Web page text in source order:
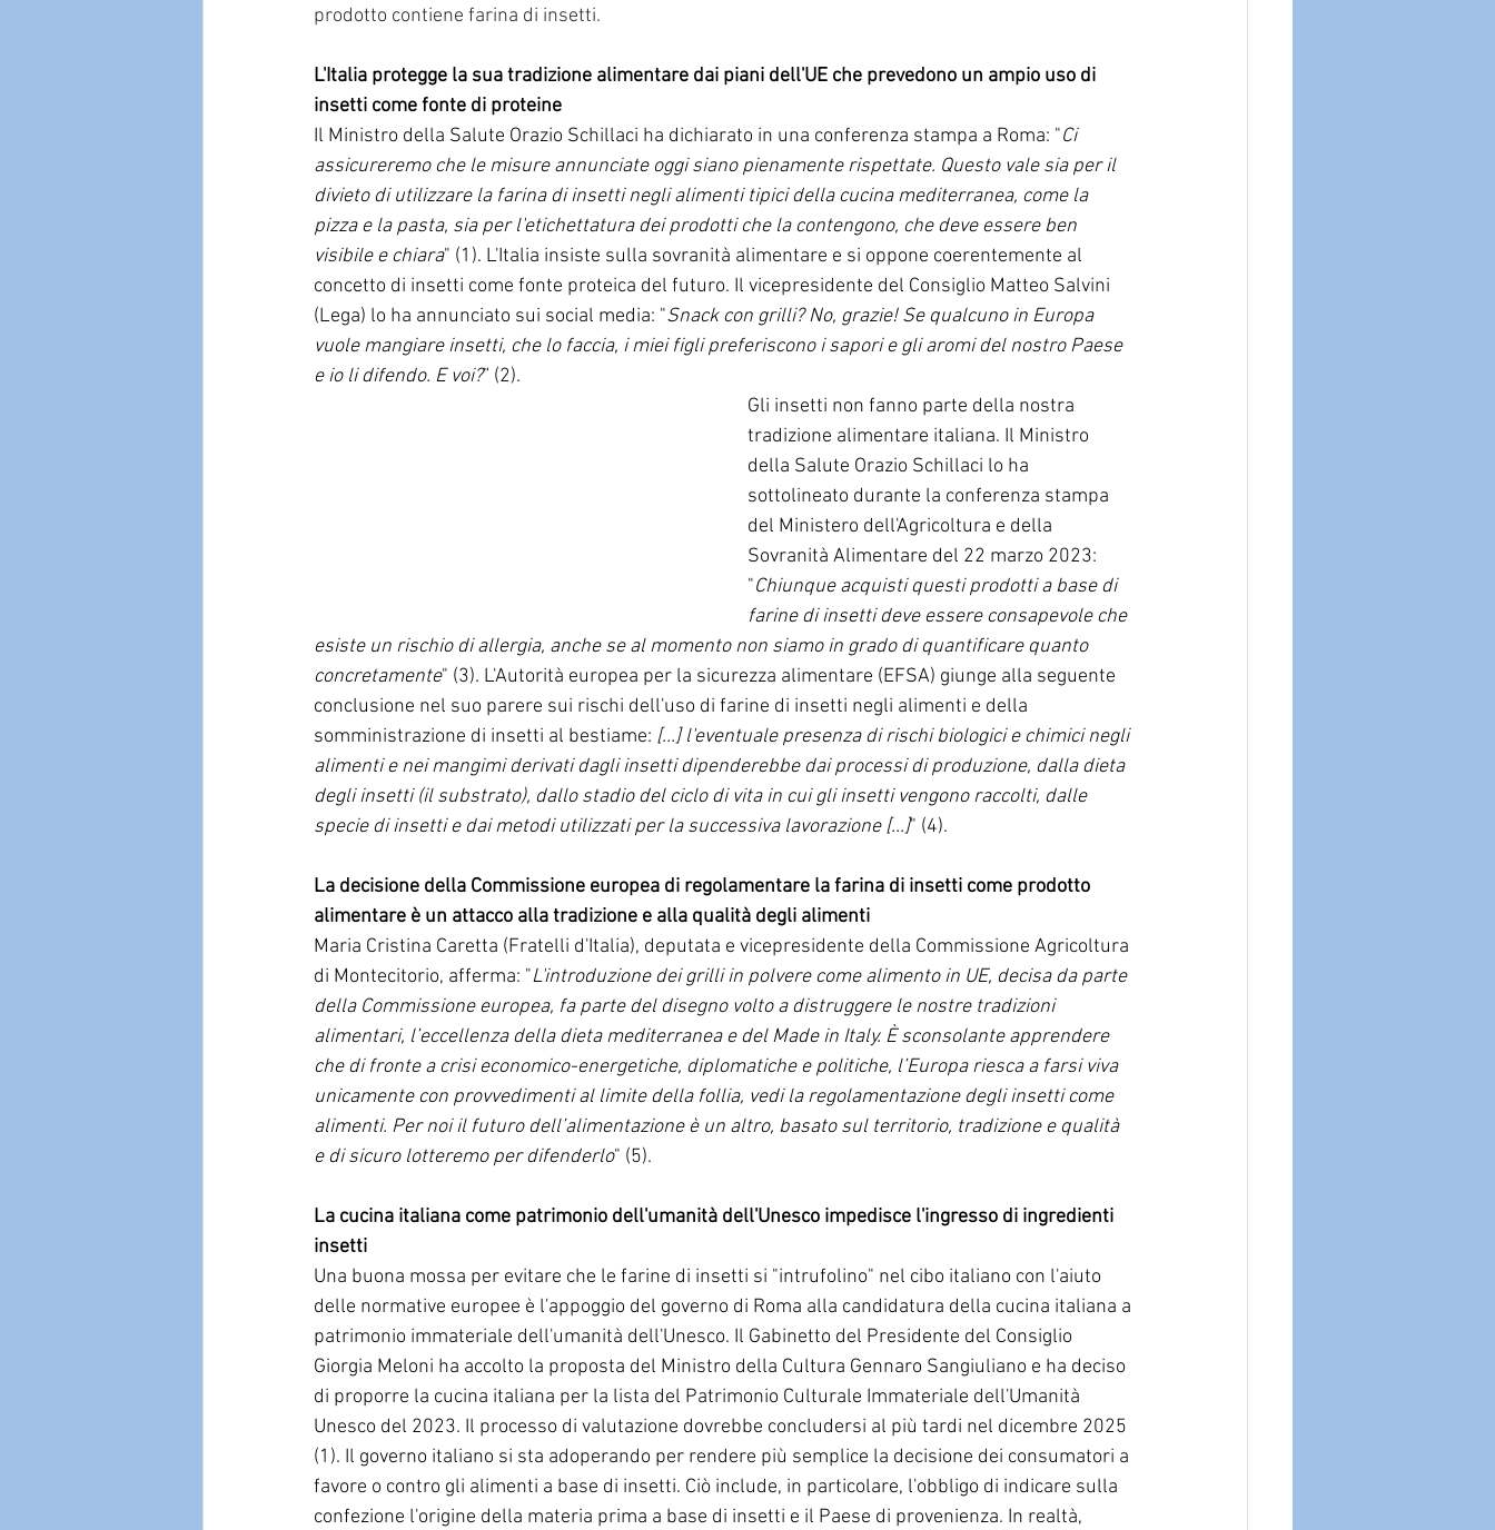
prodotto contiene farina di insetti.
L'Italia protegge la sua tradizione alimentare dai piani dell'UE che prevedono un ampio uso di
insetti come fonte di proteine
Il Ministro della Salute Orazio Schillaci ha dichiarato in una conferenza stampa a Roma: "Ci
assicureremo che le misure annunciate oggi siano pienamente rispettate. Questo vale sia per il
divieto di utilizzare la farina di insetti negli alimenti tipici della cucina mediterranea, come la
pizza e la pasta, sia per l'etichettatura dei prodotti che la contengono, che deve essere ben
visibile e chiara" (1). L'Italia insiste sulla sovranità alimentare e si oppone coerentemente al
concetto di insetti come fonte proteica del futuro. Il vicepresidente del Consiglio Matteo Salvini
(Lega) lo ha annunciato sui social media: "Snack con grilli? No, grazie! Se qualcuno in Europa
vuole mangiare insetti, che lo faccia, i miei figli preferiscono i sapori e gli aromi del nostro Paese
e io li difendo. E voi?” (2).
Gli insetti non fanno parte della nostra
tradizione alimentare italiana. Il Ministro
della Salute Orazio Schillaci lo ha
sottolineato durante la conferenza stampa
del Ministero dell'Agricoltura e della
Sovranità Alimentare del 22 marzo 2023:
"Chiunque acquisti questi prodotti a base di
farine di insetti deve essere consapevole che
esiste un rischio di allergia, anche se al momento non siamo in grado di quantificare quanto
concretamente" (3). L'Autorità europea per la sicurezza alimentare (EFSA) giunge alla seguente
conclusione nel suo parere sui rischi dell'uso di farine di insetti negli alimenti e della
somministrazione di insetti al bestiame: [...] l'eventuale presenza di rischi biologici e chimici negli
alimenti e nei mangimi derivati dagli insetti dipenderebbe dai processi di produzione, dalla dieta
degli insetti (il substrato), dallo stadio del ciclo di vita in cui gli insetti vengono raccolti, dalle
specie di insetti e dai metodi utilizzati per la successiva lavorazione [...]" (4).
La decisione della Commissione europea di regolamentare la farina di insetti come prodotto
alimentare è un attacco alla tradizione e alla qualità degli alimenti
Maria Cristina Caretta (Fratelli d'Italia), deputata e vicepresidente della Commissione Agricoltura
di Montecitorio, afferma: "L'introduzione dei grilli in polvere come alimento in UE, decisa da parte
della Commissione europea, fa parte del disegno volto a distruggere le nostre tradizioni
alimentari, l’eccellenza della dieta mediterranea e del Made in Italy. È sconsolante apprendere
che di fronte a crisi economico-energetiche, diplomatiche e politiche, l’Europa riesca a farsi viva
unicamente con provvedimenti al limite della follia, vedi la regolamentazione degli insetti come
alimenti. Per noi il futuro dell’alimentazione è un altro, basato sul territorio, tradizione e qualità
e di sicuro lotteremo per difenderlo" (5).
La cucina italiana come patrimonio dell'umanità dell'Unesco impedisce l'ingresso di ingredienti
insetti
Una buona mossa per evitare che le farine di insetti si "intrufolino" nel cibo italiano con l'aiuto
delle normative europee è l'appoggio del governo di Roma alla candidatura della cucina italiana a
patrimonio immateriale dell'umanità dell'Unesco. Il Gabinetto del Presidente del Consiglio
Giorgia Meloni ha accolto la proposta del Ministro della Cultura Gennaro Sangiuliano e ha deciso
di proporre la cucina italiana per la lista del Patrimonio Culturale Immateriale dell'Umanità
Unesco del 2023. Il processo di valutazione dovrebbe concludersi al più tardi nel dicembre 2025
(1). Il governo italiano si sta adoperando per rendere più semplice la decisione dei consumatori a
favore o contro gli alimenti a base di insetti. Ciò include, in particolare, l'obbligo di indicare sulla
confezione l'origine della materia prima a base di insetti e il Paese di provenienza. In realtà,